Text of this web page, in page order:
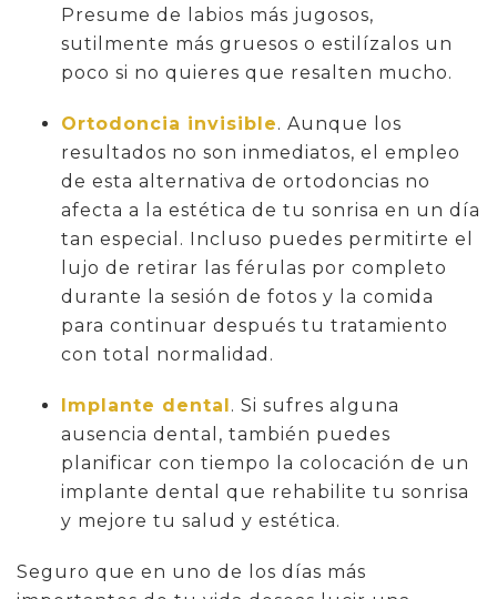
Presume de labios más jugosos,
sutilmente más gruesos o estilízalos un
poco si no quieres que resalten mucho.
Ortodoncia invisible. Aunque los
resultados no son inmediatos, el empleo
de esta alternativa de ortodoncias no
afecta a la estética de tu sonrisa en un día
tan especial. Incluso puedes permitirte el
lujo de retirar las férulas por completo
durante la sesión de fotos y la comida
para continuar después tu tratamiento
con total normalidad.
Implante dental . Si sufres alguna
ausencia dental, también puedes
planificar con tiempo la colocación de un
implante dental que rehabilite tu sonrisa
y mejore tu salud y estética.
Seguro que en uno de los días más